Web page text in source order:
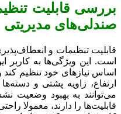
بررسی قابلیت
صندلی‌های مدیریتی
قابلیت تنظیمات و
است. این ویژگی‌ها به کاربر
اساس نیازهای خود تنظیم کند
ارتفاع، زاویه پشتی و
می‌توانند به بهبود وضعیت
قابلیت‌ها را دارند، معمولا